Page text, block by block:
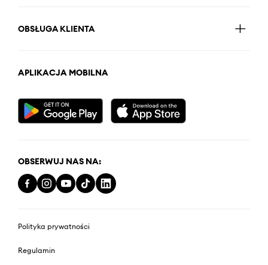
OBSŁUGA KLIENTA
APLIKACJA MOBILNA
OBSERWUJ NAS NA:
Polityka prywatności
Regulamin